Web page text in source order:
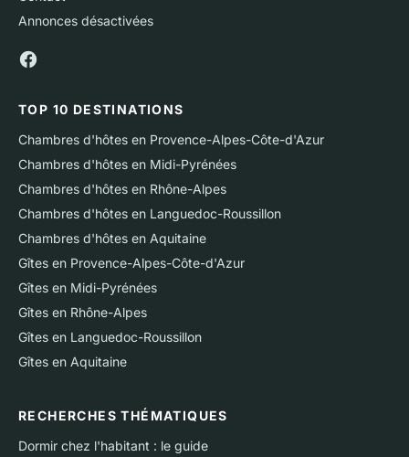
Annonces désactivées
TOP 10 DESTINATIONS
Chambres d'hôtes en Provence-Alpes-Côte-d'Azur
Chambres d'hôtes en Midi-Pyrénées
Chambres d'hôtes en Rhône-Alpes
Chambres d'hôtes en Languedoc-Roussillon
Chambres d'hôtes en Aquitaine
Gîtes en Provence-Alpes-Côte-d'Azur
Gîtes en Midi-Pyrénées
Gîtes en Rhône-Alpes
Gîtes en Languedoc-Roussillon
Gîtes en Aquitaine
RECHERCHES THÉMATIQUES
Dormir chez l'habitant : le guide